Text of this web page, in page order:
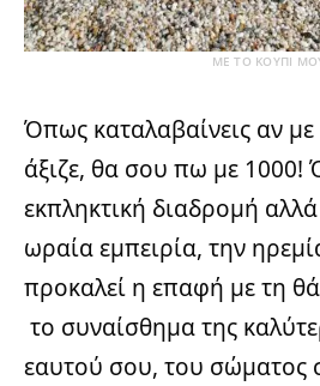
ΜΕ ΤΟ ΚΟΥΠΙ
Όπως καταλαβαίνεις αν
άξιζε, θα σου πω με 1000!
εκπληκτική διαδρομή
ωραία εμπειρία, την
προκαλεί η επαφή με τη
το συναίσθημα της
εαυτού σου, του σώματος